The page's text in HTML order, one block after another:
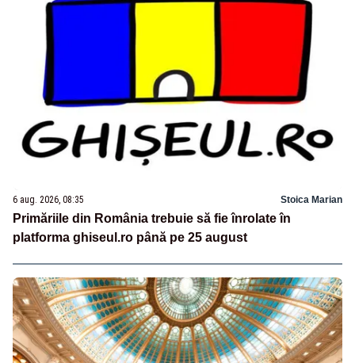
6 aug. 2026, 08:35 Stoica Marian
Primăriile din România trebuie să fie înrolate în
platforma ghiseul.ro până pe 25 august